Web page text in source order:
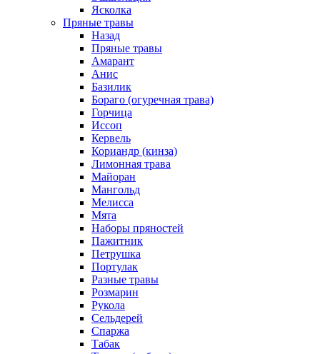
Ясколка
Пряные травы
Назад
Пряные травы
Амарант
Анис
Базилик
Бораго (огуречная трава)
Горчица
Иссоп
Кервель
Кориандр (кинза)
Лимонная трава
Майоран
Мангольд
Мелисса
Мята
Наборы пряностей
Пажитник
Петрушка
Портулак
Разные травы
Розмарин
Рукола
Сельдерей
Спаржа
Табак